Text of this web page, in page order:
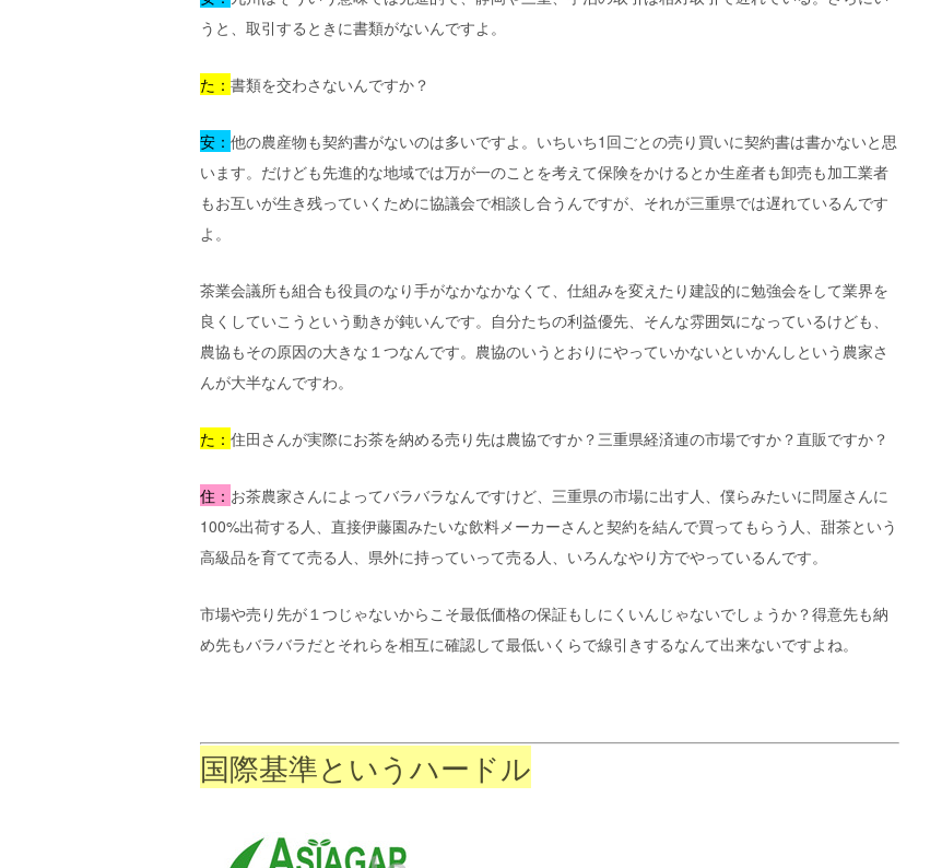
うと、取引するときに書類がないんですよ。
た： 書類を交わさないんですか？
安： 他の農産物も契約書がないのは多いですよ。いちいち1回ごとの売り買いに契約書は書かないと思
います。だけども先進的な地域では万が一のことを考えて保険をかけるとか生産者も卸売も加工業者
もお互いが生き残っていくために協議会で相談し合うんですが、それが三重県では遅れているんです
よ。
茶業会議所も組合も役員のなり手がなかなかなくて、仕組みを変えたり建設的に勉強会をして業界を
良くしていこうという動きが鈍いんです。自分たちの利益優先、そんな雰囲気になっているけども、
農協もその原因の大きな１つなんです。農協のいうとおりにやっていかないといかんしという農家さ
んが大半なんですわ。
た： 住田さんが実際にお茶を納める売り先は農協ですか？三重県経済連の市場ですか？直販ですか？
住： お茶農家さんによってバラバラなんですけど、三重県の市場に出す人、僕らみたいに問屋さんに
100%出荷する人、直接伊藤園みたいな飲料メーカーさんと契約を結んで買ってもらう人、甜茶という
高級品を育てて売る人、県外に持っていって売る人、いろんなやり方でやっているんです。
市場や売り先が１つじゃないからこそ最低価格の保証もしにくいんじゃないでしょうか？得意先も納
め先もバラバラだとそれらを相互に確認して最低いくらで線引きするなんて出来ないですよね。
国際基準というハードル